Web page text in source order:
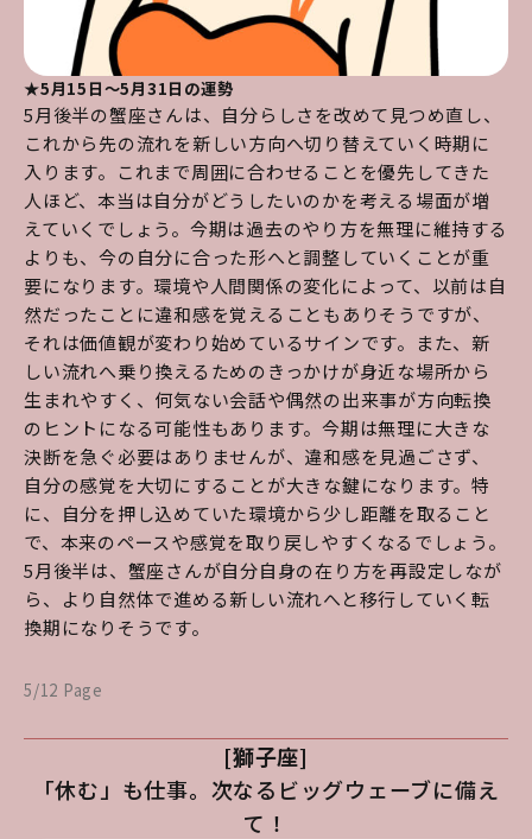
★5月15日～5月31日の運勢
5月後半の蟹座さんは、自分らしさを改めて見つめ直し、
これから先の流れを新しい方向へ切り替えていく時期に
入ります。これまで周囲に合わせることを優先してきた
人ほど、本当は自分がどうしたいのかを考える場面が増
えていくでしょう。今期は過去のやり方を無理に維持する
よりも、今の自分に合った形へと調整していくことが重
要になります。環境や人間関係の変化によって、以前は自
然だったことに違和感を覚えることもありそうですが、
それは価値観が変わり始めているサインです。また、新
しい流れへ乗り換えるためのきっかけが身近な場所から
生まれやすく、何気ない会話や偶然の出来事が方向転換
のヒントになる可能性もあります。今期は無理に大きな
決断を急ぐ必要はありませんが、違和感を見過ごさず、
自分の感覚を大切にすることが大きな鍵になります。特
に、自分を押し込めていた環境から少し距離を取ること
で、本来のペースや感覚を取り戻しやすくなるでしょう。
5月後半は、蟹座さんが自分自身の在り方を再設定しなが
ら、より自然体で進める新しい流れへと移行していく転
換期になりそうです。
5/12 Page
[獅子座]
「休む」も仕事。次なるビッグウェーブに備え
て！